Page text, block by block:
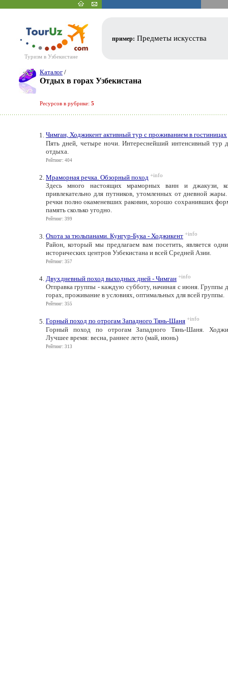
Туризм в Узбекистане
пример: Предметы искусства
Каталог /
Отдых в горах Узбекистана
Ресурсов в рубрике: 5
Чимган, Ходжикент активный тур с проживанием в гостиницах
Пять дней, четыре ночи. Интереснейший интенсивный тур
отдыха.
Рейтинг: 404
Мраморная речка. Обзорный поход +info
Здесь много настоящих мраморных ванн и джакузи,
привлекательно для путников, утомленных от дневной
речки полно окаменевших раковин, хорошо сохранивших
память сколько угодно.
Рейтинг: 399
Охота за тюльпанами. Кунгур-Бука - Ходжикент +info
Район, который мы предлагаем вам посетить, является
исторических центров Узбекистана и всей Средней Азии.
Рейтинг: 357
Двухдневный поход выходных дней - Чимган +info
Отправка группы - каждую субботу, начиная с июня. Группы
горах, проживание в условиях, оптимальных для всей группы.
Рейтинг: 355
Горный поход по отрогам Западного Тянь-Шаня +info
Горный поход по отрогам Западного Тянь-Шаня.
Лучшее время: весна, раннее лето (май, июнь)
Рейтинг: 313